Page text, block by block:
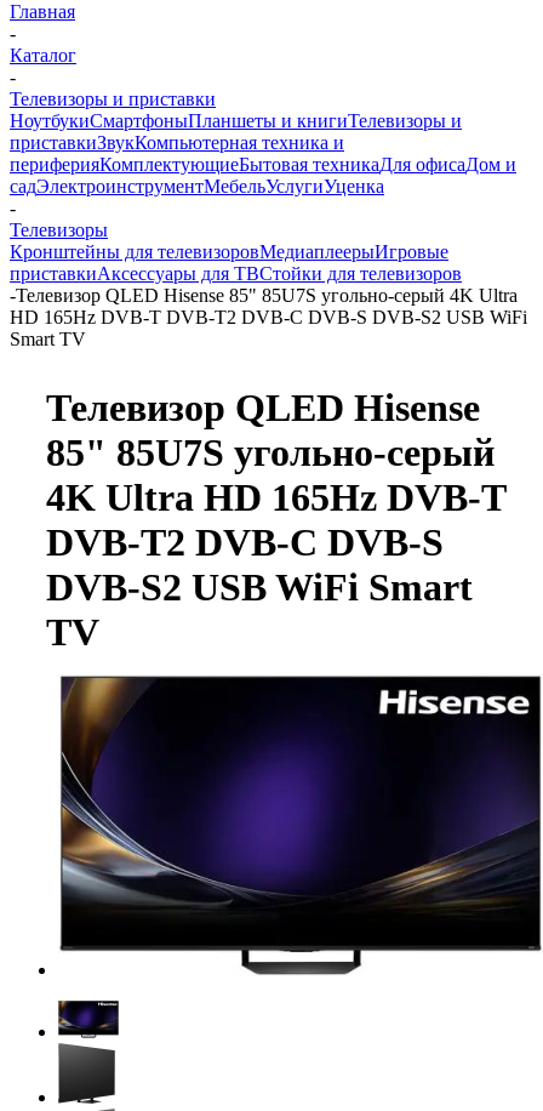
Главная
-
Каталог
-
Телевизоры и приставки
НоутбукиСмартфоныПланшеты и книгиТелевизоры и
приставкиЗвукКомпьютерная техника и
периферияКомплектующиеБытовая техникаДля офисаДом и
садЭлектроинструментМебельУслугиУценка
-
Телевизоры
Кронштейны для телевизоровМедиаплеерыИгровые
приставкиАксессуары для ТВСтойки для телевизоров
-Телевизор QLED Hisense 85" 85U7S угольно-серый 4K Ultra
HD 165Hz DVB-T DVB-T2 DVB-C DVB-S DVB-S2 USB WiFi
Smart TV
Телевизор QLED Hisense
85" 85U7S угольно-серый
4K Ultra HD 165Hz DVB-T
DVB-T2 DVB-C DVB-S
DVB-S2 USB WiFi Smart
TV